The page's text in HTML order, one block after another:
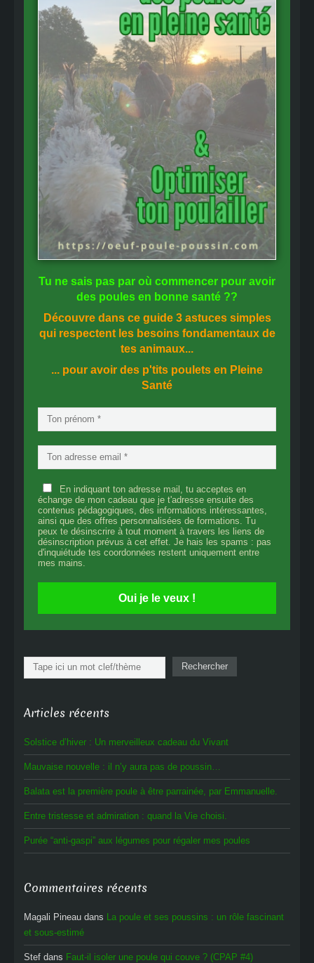
Tu ne sais pas par où commencer pour avoir
des poules en bonne santé ??
Découvre dans ce guide 3 astuces simples
qui respectent les besoins fondamentaux de
tes animaux...
... pour avoir des p'tits poulets en Pleine
Santé
En indiquant ton adresse mail, tu acceptes en
échange de mon cadeau que je t'adresse ensuite des
contenus pédagogiques, des informations intéressantes,
ainsi que des offres personnalisées de formations. Tu
peux te désinscrire à tout moment à travers les liens de
désinscription prévus à cet effet. Je hais les spams : pas
d'inquiétude tes coordonnées restent uniquement entre
mes mains.
Oui je le veux !
Rechercher Rechercher
Articles récents
Solstice d’hiver : Un merveilleux cadeau du Vivant
Mauvaise nouvelle : il n’y aura pas de poussin…
Balata est la première poule à être parrainée, par Emmanuelle.
Entre tristesse et admiration : quand la Vie choisi.
Purée “anti-gaspi” aux légumes pour régaler mes poules
Commentaires récents
Magali Pineau dans
La poule et ses poussins : un rôle fascinant
et sous-estimé
Stef dans Faut-il isoler une poule qui couve ? (CPAP #4)